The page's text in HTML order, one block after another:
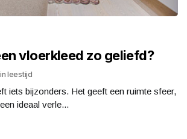
vloerkleed zo geliefd?
leestijd
iets bijzonders. Het geeft een ruimte sfeer,
ideaal verle...